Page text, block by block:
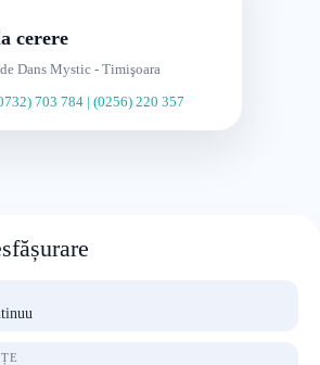
cerere
Dans Mystic - Timişoara
703 784 | (0256) 220 357